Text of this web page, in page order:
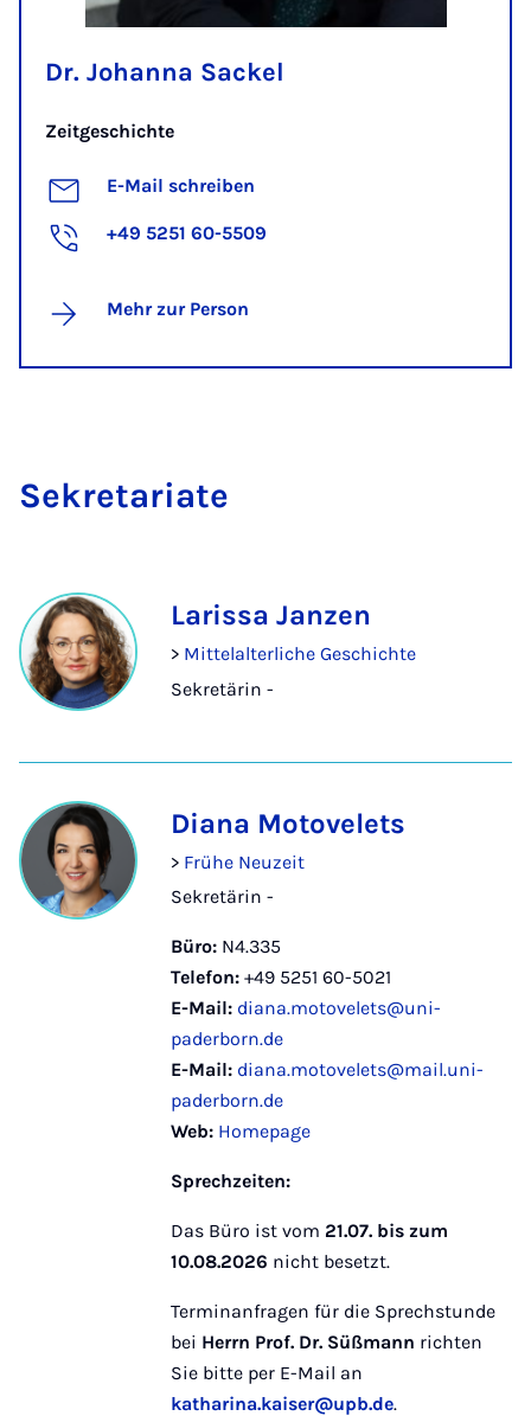
Dr. Johanna Sackel
Zeitgeschichte
E-Mail schreiben
+49 5251 60-5509
Mehr zur Person
Se­kre­ta­ri­a­te
Larissa Janzen
> Mittelalterliche Geschichte
Sekretärin -
Diana Motovelets
> Frühe Neuzeit
Sekretärin -
Büro: N4.335
Telefon: +49 5251 60-5021
E-Mail: diana.motovelets@uni-
paderborn.de
E-Mail: diana.motovelets@mail.uni-
paderborn.de
Web: Homepage
Sprechzeiten:
Das Büro ist vom 21.07. bis zum
10.08.2026 nicht besetzt.
Terminanfragen für die Sprechstunde
bei Herrn Prof. Dr. Süßmann richten
Sie bitte per E-Mail an
katharina.kaiser@upb.de.